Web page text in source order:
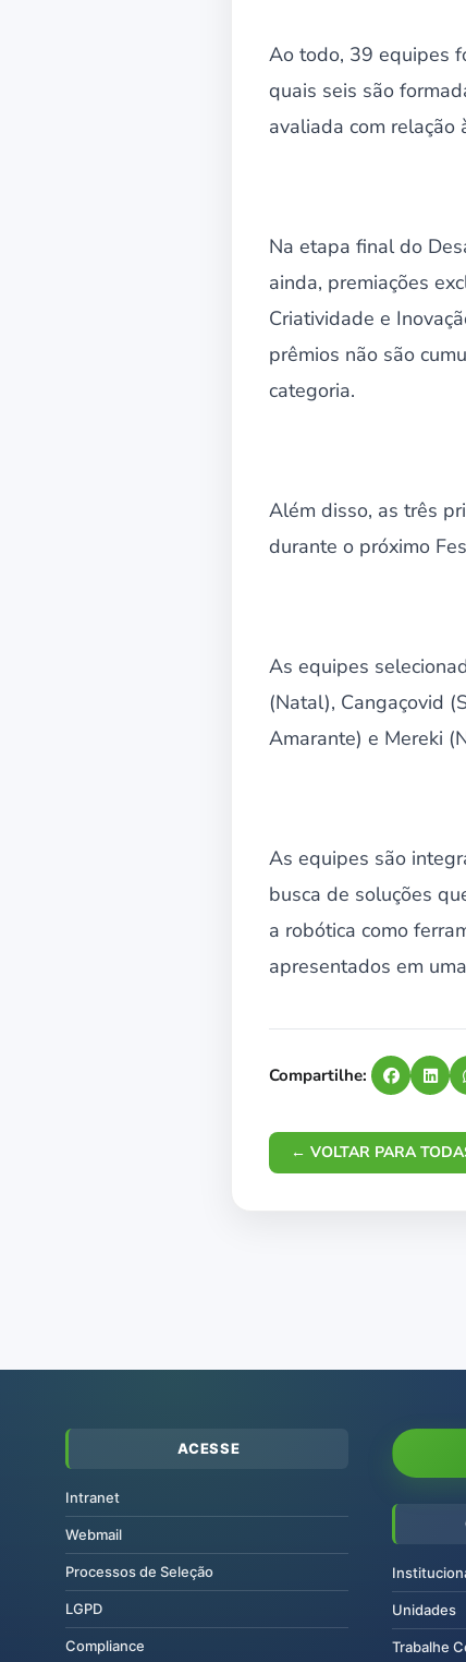
Ao todo, 39 equipes
quais seis são
avaliada com relação
Na etapa final do
ainda, premiações
Criatividade e
prêmios não são
categoria.
Além disso, as três
durante o próximo
As equipes
(Natal), Cangaçovid
Amarante) e Mereki
As equipes são
busca de soluções
a robótica como
apresentados em
Compartilhe:
← VOLTAR PARA
ACESSE
Intranet
Webmail
Processos de Seleção
LGPD
Compliance
Unidades
Trabalhe